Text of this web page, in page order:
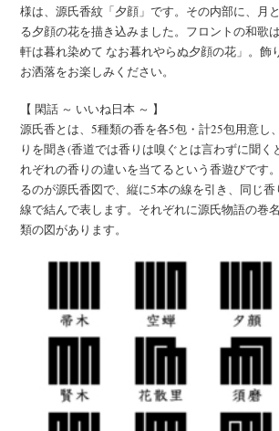
様は、源氏香紋「夕顔」です。その内部に、月
る夕顔の花を描き込みました。フロントの和歌
軒は暮れ染めて なお暮れやらぬ夕顔の花」。飾
お洒落をお楽しみください。
【 閑話 ～ いいね日本 ～ 】
源氏香とは、5種類の香を各5包・計25包用意し
りを聞き(香道では香りは嗅ぐとは言わずに聞く
れぞれの香りの違いを当てるという香遊びです
るのが源氏香図で、縦に5本の線を引き、同じ
線で結んで表します。それぞれに源氏物語の巻
類の図があります。